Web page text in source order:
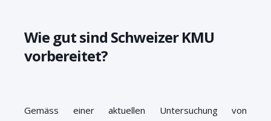
Wie gut sind Schweizer KMU
vorbereitet?
Gemäss einer aktuellen Untersuchung von